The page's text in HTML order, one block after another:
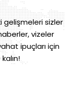
gelişmeleri sizler
vizeler
ipuçları için